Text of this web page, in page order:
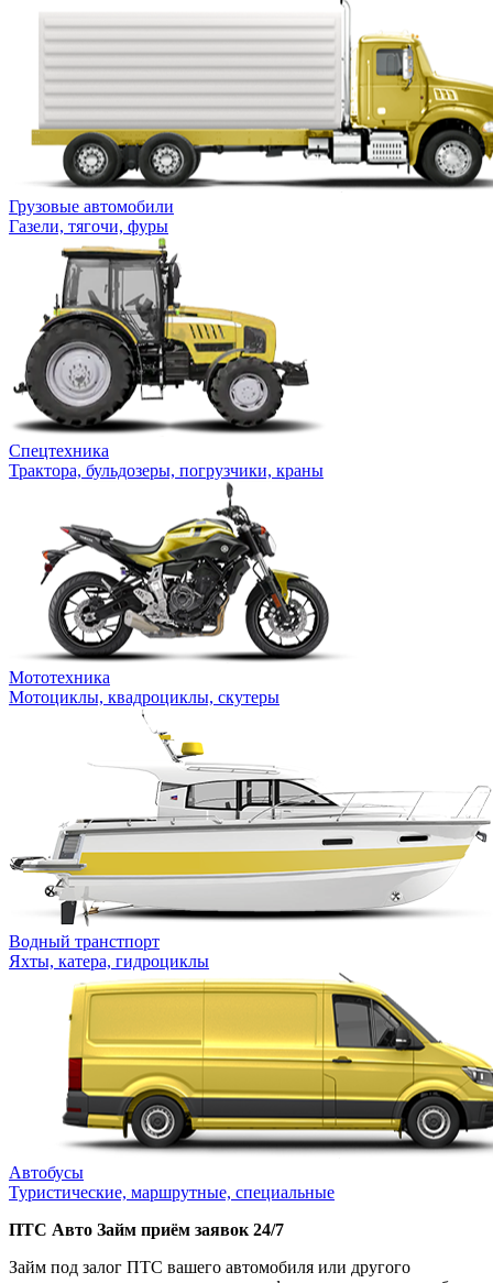
Грузовые автомобили
Газели, тягочи, фуры
Спецтехника
Трактора, бульдозеры, погрузчики, краны
Мототехника
Мотоциклы, квадроциклы, скутеры
Водный транстпорт
Яхты, катера, гидроциклы
Автобусы
Туристические, маршрутные, специальные
ПТС Авто Займ приём заявок 24/7
Займ под залог ПТС вашего автомобиля или другого